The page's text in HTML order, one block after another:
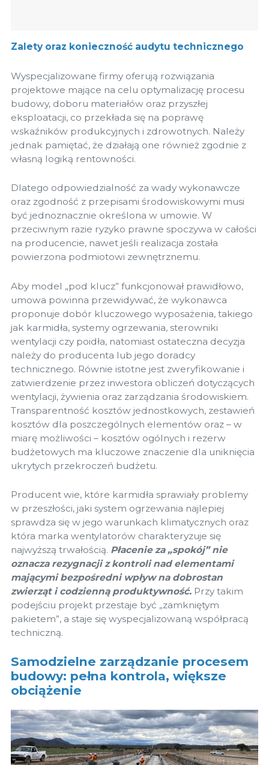
Zalety oraz konieczność audytu technicznego
Wyspecjalizowane firmy oferują rozwiązania
projektowe mające na celu optymalizację procesu
budowy, doboru materiałów oraz przyszłej
eksploatacji, co przekłada się na poprawę
wskaźników produkcyjnych i zdrowotnych. Należy
jednak pamiętać, że działają one również zgodnie z
własną logiką rentowności.
Dlatego odpowiedzialność za wady wykonawcze
oraz zgodność z przepisami środowiskowymi musi
być jednoznacznie określona w umowie. W
przeciwnym razie ryzyko prawne spoczywa w całości
na producencie, nawet jeśli realizacja została
powierzona podmiotowi zewnętrznemu.
Aby model „pod klucz” funkcjonował prawidłowo,
umowa powinna przewidywać, że wykonawca
proponuje dobór kluczowego wyposażenia, takiego
jak karmidła, systemy ogrzewania, sterowniki
wentylacji czy poidła, natomiast ostateczna decyzja
należy do producenta lub jego doradcy
technicznego. Równie istotne jest zweryfikowanie i
zatwierdzenie przez inwestora obliczeń dotyczących
wentylacji, żywienia oraz zarządzania środowiskiem.
Transparentność kosztów jednostkowych, zestawień
kosztów dla poszczególnych elementów oraz – w
miarę możliwości – kosztów ogólnych i rezerw
budżetowych ma kluczowe znaczenie dla uniknięcia
ukrytych przekroczeń budżetu.
Producent wie, które karmidła sprawiały problemy
w przeszłości, jaki system ogrzewania najlepiej
sprawdza się w jego warunkach klimatycznych oraz
która marka wentylatorów charakteryzuje się
najwyższą trwałością. Płacenie za „spokój” nie
oznacza rezygnacji z kontroli nad elementami
mającymi bezpośredni wpływ na dobrostan
zwierząt i codzienną produktywność. Przy takim
podejściu projekt przestaje być „zamkniętym
pakietem”, a staje się wyspecjalizowaną współpracą
techniczną.
Samodzielne zarządzanie procesem
budowy: pełna kontrola, większe
obciążenie